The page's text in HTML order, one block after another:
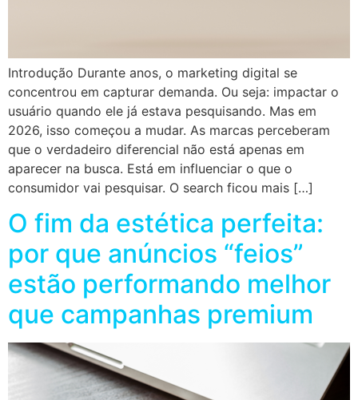
Introdução Durante anos, o marketing digital se
concentrou em capturar demanda. Ou seja: impactar o
usuário quando ele já estava pesquisando. Mas em
2026, isso começou a mudar. As marcas perceberam
que o verdadeiro diferencial não está apenas em
aparecer na busca. Está em influenciar o que o
consumidor vai pesquisar. O search ficou mais […]
O fim da estética perfeita:
por que anúncios “feios”
estão performando melhor
que campanhas premium